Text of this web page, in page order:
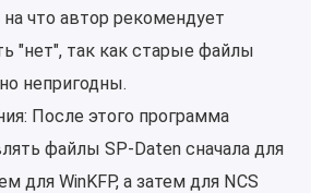
что автор рекомендует
"нет", так как старые файлы
непригодны.
После этого программа
файлы SP-Daten сначала для
для WinKFP, а затем для NCS